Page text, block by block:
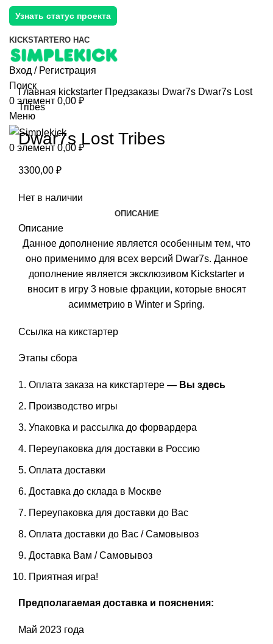
Узнать статус проекта
KICKSTARTERО НАС
Вход / Регистрация
Поиск
0 элемент 0,00 ₽
Меню
0 элемент 0,00 ₽
Главная kickstarter Предзаказы Dwar7s Dwar7s Lost
Tribes
Dwar7s Lost Tribes
3300,00 ₽
Нет в наличии
ОПИСАНИЕ
Описание
Данное дополнение является особенным тем, что
оно применимо для всех версий Dwar7s. Данное
дополнение является эксклюзивом Kickstarter и
вносит в игру 3 новые фракции, которые вносят
асимметрию в Winter и Spring.
Ссылка на кикстартер
Этапы сбора
Оплата заказа на кикстартере — Вы здесь
Производство игры
Упаковка и рассылка до форвардера
Переупаковка для доставки в Россию
Оплата доставки
Доставка до склада в Москве
Переупаковка для доставки до Вас
Оплата доставки до Вас / Самовывоз
Доставка Вам / Самовывоз
Приятная игра!
Предполагаемая доставка и пояснения:
Май 2023 года